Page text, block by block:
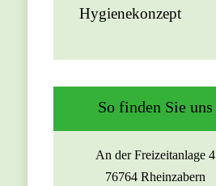
Hygienekonzept
So finden Sie uns
An der Freizeitanlage 4
76764 Rheinzabern